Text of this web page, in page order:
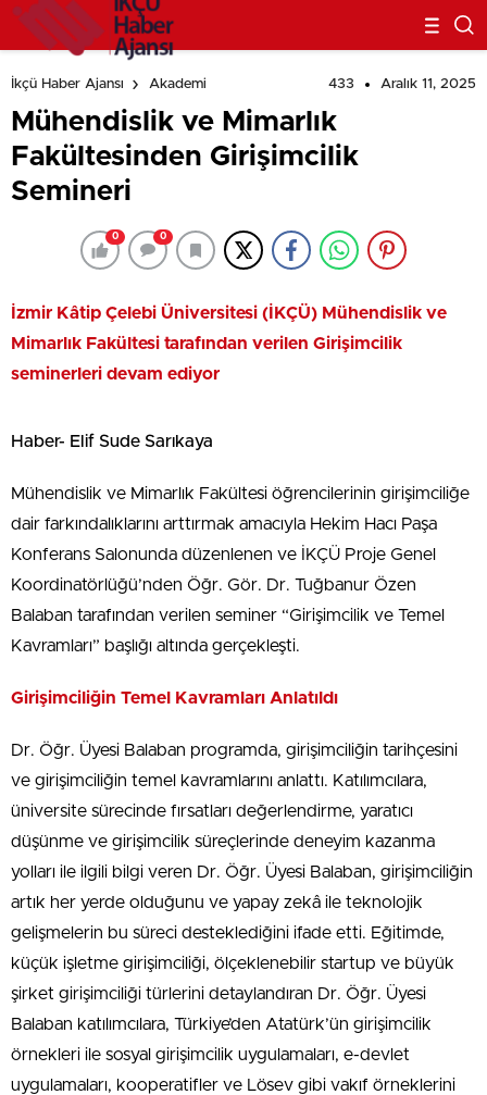
İkçü Haber Ajansı Akademi 433 Aralık 11, 2025
Mühendislik ve Mimarlık
Fakültesinden Girişimcilik
Semineri
0 0
İzmir Kâtip Çelebi Üniversitesi (İKÇÜ) Mühendislik ve
Mimarlık Fakültesi tarafından verilen Girişimcilik
seminerleri devam ediyor
Haber- Elif Sude Sarıkaya
Mühendislik ve Mimarlık Fakültesi öğrencilerinin girişimciliğe
dair farkındalıklarını arttırmak amacıyla Hekim Hacı Paşa
Konferans Salonunda düzenlenen ve İKÇÜ Proje Genel
Koordinatörlüğü’nden Öğr. Gör. Dr. Tuğbanur Özen
Balaban tarafından verilen seminer “Girişimcilik ve Temel
Kavramları” başlığı altında gerçekleşti.
Girişimciliğin Temel Kavramları Anlatıldı
Dr. Öğr. Üyesi Balaban programda, girişimciliğin tarihçesini
ve girişimciliğin temel kavramlarını anlattı. Katılımcılara,
üniversite sürecinde fırsatları değerlendirme, yaratıcı
düşünme ve girişimcilik süreçlerinde deneyim kazanma
yolları ile ilgili bilgi veren Dr. Öğr. Üyesi Balaban, girişimciliğin
artık her yerde olduğunu ve yapay zekâ ile teknolojik
gelişmelerin bu süreci desteklediğini ifade etti. Eğitimde,
küçük işletme girişimciliği, ölçeklenebilir startup ve büyük
şirket girişimciliği türlerini detaylandıran Dr. Öğr. Üyesi
Balaban katılımcılara, Türkiye’den Atatürk’ün girişimcilik
örnekleri ile sosyal girişimcilik uygulamaları, e-devlet
uygulamaları, kooperatifler ve Lösev gibi vakıf örneklerini